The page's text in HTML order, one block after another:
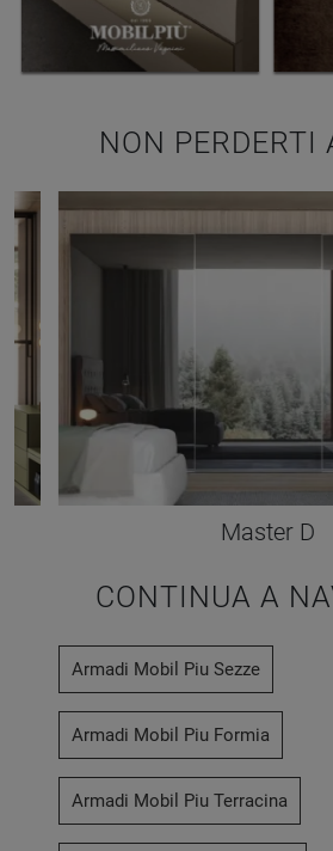
NON PERDERTI
Master D
CONTINUA A
Armadi Mobil Piu Sezze
Armadi Mobil Piu Formia
Armadi Mobil Piu Terracina